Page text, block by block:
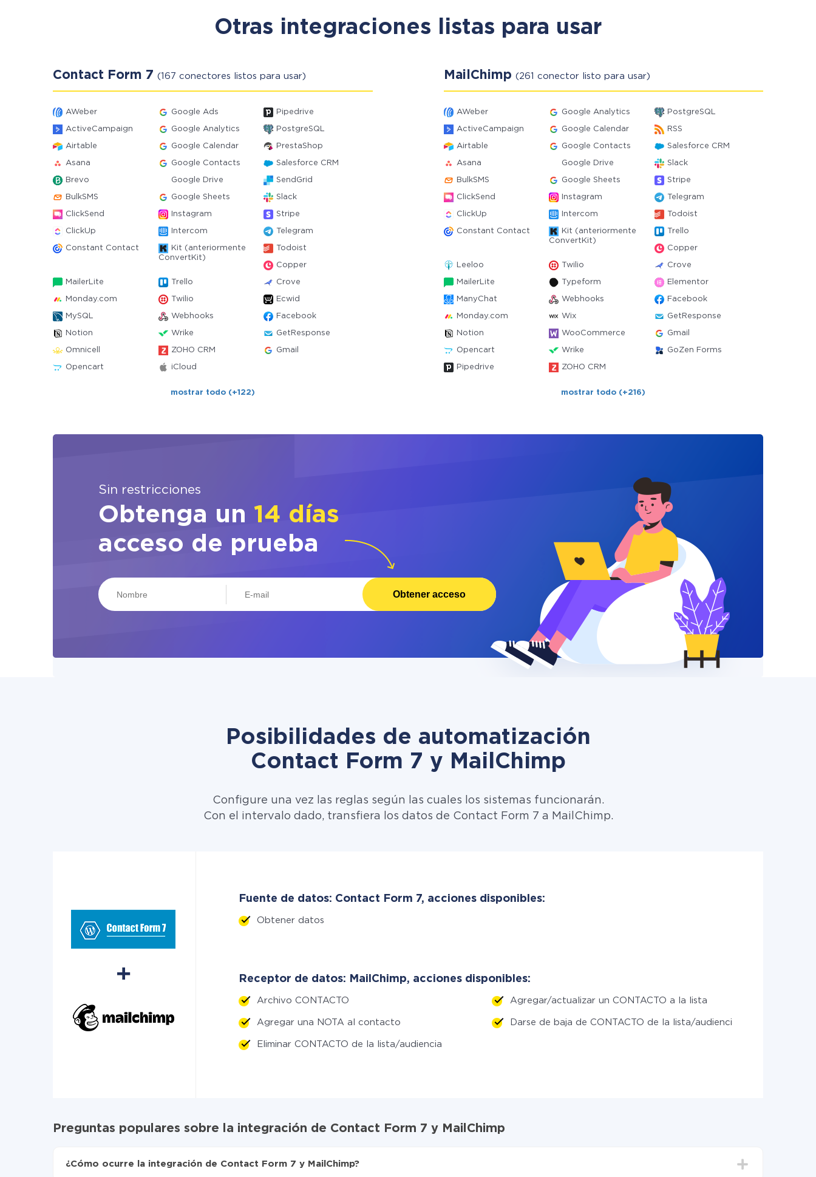
Otras integraciones listas para usar
Contact Form 7 (167 conectores listos para usar)
AWeber Google Ads Pipedrive
ActiveCampaign Google Analytics PostgreSQL
Airtable Google Calendar PrestaShop
Asana Google Contacts Salesforce CRM
Brevo Google Drive SendGrid
BulkSMS Google Sheets Slack
ClickSend Instagram Stripe
ClickUp Intercom Telegram
Constant Contact
Kit (anteriormente
ConvertKit)
Todoist
Copper
MailerLite Trello Crove
Monday.com Twilio Ecwid
MySQL Webhooks Facebook
Notion Wrike GetResponse
Omnicell ZOHO CRM Gmail
Opencart iCloud
mostrar todo (+122)
MailChimp (261 conector listo para usar)
AWeber Google Analytics PostgreSQL
ActiveCampaign Google Calendar RSS
Airtable Google Contacts Salesforce CRM
Asana Google Drive Slack
BulkSMS Google Sheets Stripe
ClickSend Instagram Telegram
ClickUp Intercom Todoist
Constant Contact
Kit (anteriormente
ConvertKit)
Trello
Copper
Leeloo Twilio Crove
MailerLite Typeform Elementor
ManyChat Webhooks Facebook
Monday.com Wix GetResponse
Notion WooCommerce Gmail
Opencart Wrike GoZen Forms
Pipedrive ZOHO CRM
mostrar todo (+216)
Sin restricciones
Obtenga un 14 días
acceso de prueba
Obtener acceso
Posibilidades de automatización
Contact Form 7 y MailChimp
Configure una vez las reglas según las cuales los sistemas funcionarán.
Con el intervalo dado, transfiera los datos de Contact Form 7 a MailChimp.
Fuente de datos: Contact Form 7, acciones disponibles:
Obtener datos
Receptor de datos: MailChimp, acciones disponibles:
Archivo CONTACTO Agregar/actualizar un CONTACTO a la lista
Agregar una NOTA al contacto Darse de baja de CONTACTO de la lista/audiencia
Eliminar CONTACTO de la lista/audiencia
Preguntas populares sobre la integración de Contact Form 7 y MailChimp
¿Cómo ocurre la integración de Contact Form 7 y MailChimp?